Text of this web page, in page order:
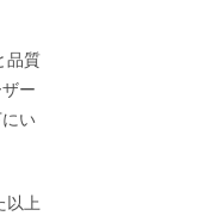
品質
ー
い
以上